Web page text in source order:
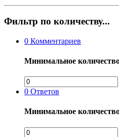
Фильтр по количеству...
0 Комментариев
Минимальное
0 Ответов
Минимальное